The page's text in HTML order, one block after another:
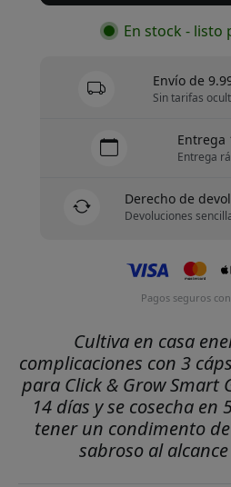
En stock - listo
Envío de
Sin tarifas
Entrega
Entrega
Derecho de
Devoluciones
Pagos seguros
Cultiva en casa
complicaciones con 3
para Click & Grow Smart
14 días y se cosecha en
tener un condimento
sabroso al